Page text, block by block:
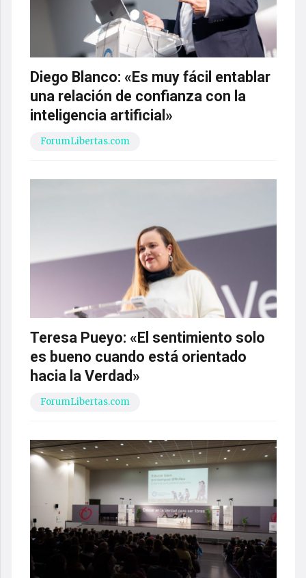
Diego Blanco: «Es muy fácil entablar
una relación de confianza con la
inteligencia artificial»
ForumLibertas.com
Teresa Pueyo: «El sentimiento solo
es bueno cuando está orientado
hacia la Verdad»
ForumLibertas.com